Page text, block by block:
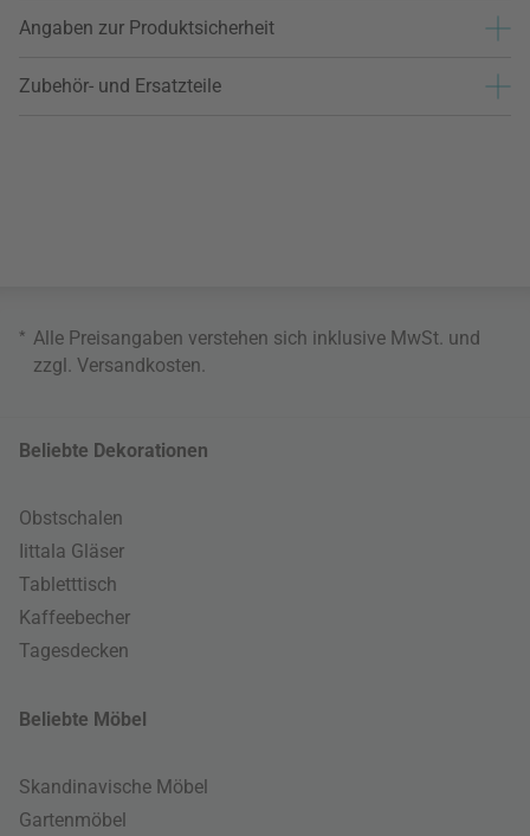
Angaben zur Produktsicherheit
Zubehör- und Ersatzteile
* Alle Preisangaben verstehen sich inklusive MwSt. und
zzgl. Versandkosten
Beliebte Dekorationen
Obstschalen
Iittala Gläser
Tabletttisch
Kaffeebecher
Tagesdecken
Beliebte Möbel
Skandinavische Möbel
Gartenmöbel